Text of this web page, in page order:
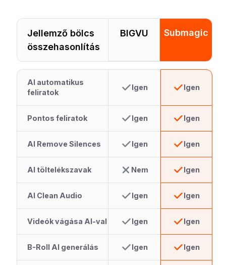
Jellemző bölcs
összehasonlítás
BIGVU Submagic
AI automatikus
feliratok
Igen Igen
Pontos feliratok Igen Igen
AI Remove Silences Igen Igen
AI töltelékszavak Nem Igen
AI Clean Audio Igen Igen
Videók vágása AI-val Igen Igen
B-Roll AI generálás Igen Igen